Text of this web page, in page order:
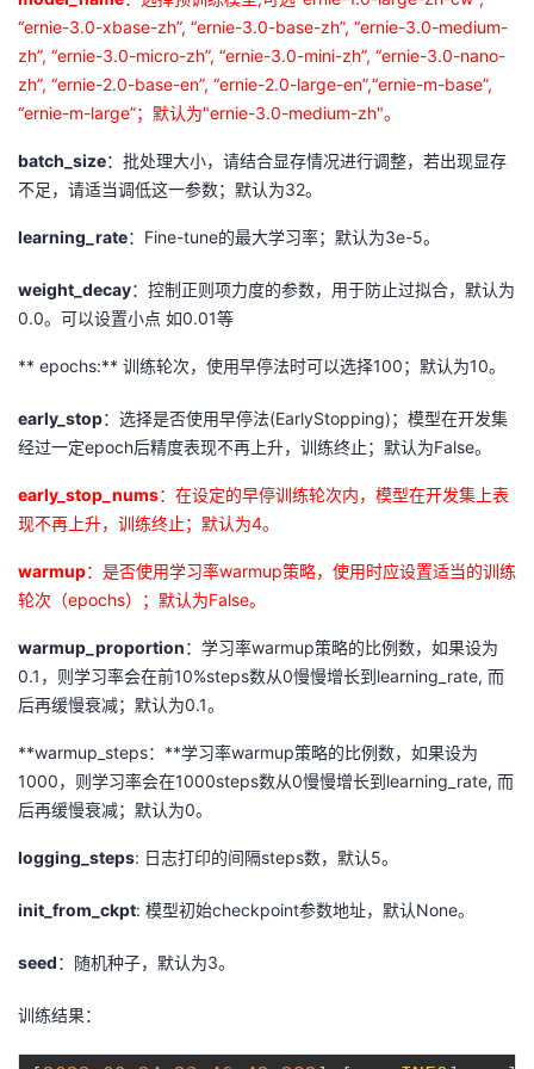
“ernie-3.0-xbase-zh”, “ernie-3.0-base-zh”, “ernie-3.0-medium-
zh”, “ernie-3.0-micro-zh”, “ernie-3.0-mini-zh”, “ernie-3.0-nano-
zh”, “ernie-2.0-base-en”, “ernie-2.0-large-en”,“ernie-m-base”,
“ernie-m-large”；默认为"ernie-3.0-medium-zh"。
batch_size：批处理大小，请结合显存情况进行调整，若出现显存
不足，请适当调低这一参数；默认为32。
learning_rate：Fine-tune的最大学习率；默认为3e-5。
weight_decay：控制正则项力度的参数，用于防止过拟合，默认为
0.0。可以设置小点 如0.01等
** epochs:** 训练轮次，使用早停法时可以选择100；默认为10。
early_stop：选择是否使用早停法(EarlyStopping)；模型在开发集
经过一定epoch后精度表现不再上升，训练终止；默认为False。
early_stop_nums：在设定的早停训练轮次内，模型在开发集上表
现不再上升，训练终止；默认为4。
warmup：是否使用学习率warmup策略，使用时应设置适当的训练
轮次（epochs）；默认为False。
warmup_proportion：学习率warmup策略的比例数，如果设为
0.1，则学习率会在前10%steps数从0慢慢增长到learning_rate, 而
后再缓慢衰减；默认为0.1。
**warmup_steps：**学习率warmup策略的比例数，如果设为
1000，则学习率会在1000steps数从0慢慢增长到learning_rate, 而
后再缓慢衰减；默认为0。
logging_steps: 日志打印的间隔steps数，默认5。
init_from_ckpt: 模型初始checkpoint参数地址，默认None。
seed：随机种子，默认为3。
训练结果：